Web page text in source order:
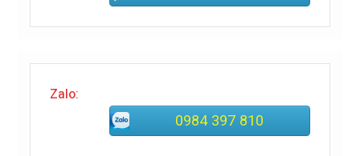
Zalo:
0984 397 810